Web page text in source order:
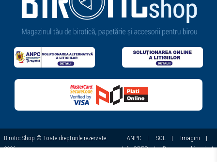
Birotic Shop © Toate drepturile rezervate.
2026
ANPC | SOL | Imagini
|
Info GDPR|Despre cookie-uri|